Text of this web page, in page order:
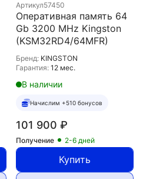
Артикул57450
Оперативная память 64
Gb 3200 MHz Kingston
(KSM32RD4/64MFR)
Бренд: KINGSTON
Гарантия: 12 мес.
В наличии
Начислим +510 бонусов
101 900 ₽
Получение 2-6 дней
Купить